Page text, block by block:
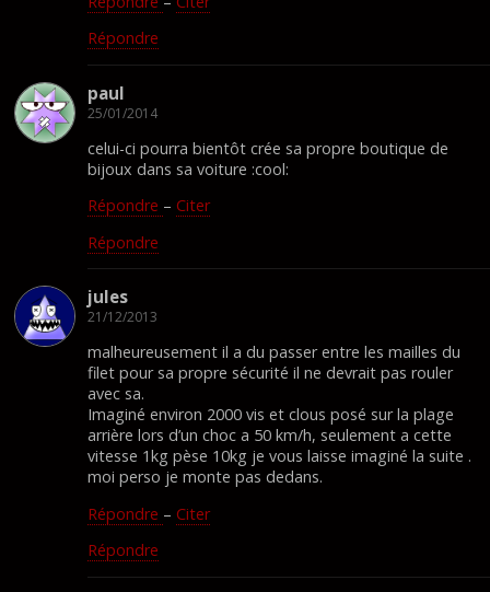
Répondre
paul
25/01/2014
celui-ci pourra bientôt crée sa propre boutique de
bijoux dans sa voiture :cool:
Répondre – Citer
Répondre
jules
21/12/2013
malheureusement il a du passer entre les mailles du
filet pour sa propre sécurité il ne devrait pas rouler
avec sa.
Imaginé environ 2000 vis et clous posé sur la plage
arrière lors d’un choc a 50 km/h, seulement a cette
vitesse 1kg pèse 10kg je vous laisse imaginé la suite .
moi perso je monte pas dedans.
Répondre – Citer
Répondre